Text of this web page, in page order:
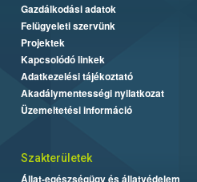
Gazdálkodási adatok
Felügyeleti szervünk
Projektek
Kapcsolódó linkek
Adatkezelési tájékoztató
Akadálymentességi nyilatkozat
Üzemeltetési információ
Szakterületek
Állat-egészségügy és állatvédelem